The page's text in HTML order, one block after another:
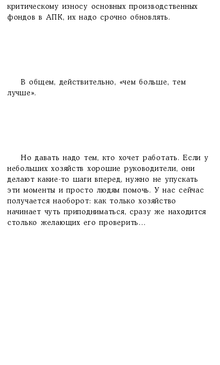
критическому износу основных производственных
фондов в АПК, их надо срочно обновлять.
В общем, действительно, «чем больше, тем
лучше».
Но давать надо тем, кто хочет работать. Если у
небольших хозяйств хорошие руководители, они
делают какие-то шаги вперед, нужно не упускать
эти моменты и просто людям помочь. У нас сейчас
получается наоборот: как только хозяйство
начинает чуть приподниматься, сразу же находится
столько желающих его проверить…